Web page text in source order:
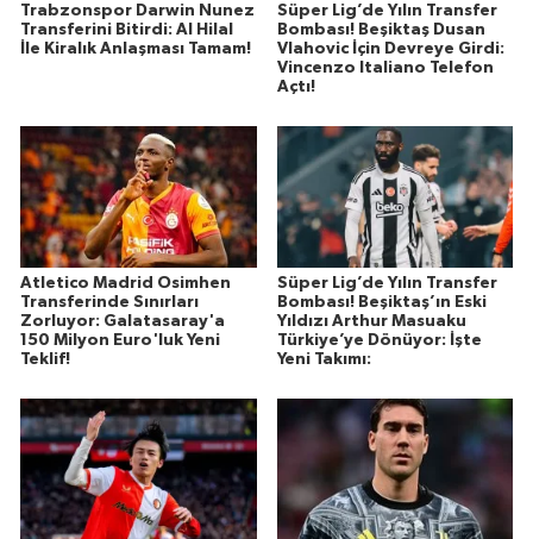
Trabzonspor Darwin Nunez
Transferini Bitirdi: Al Hilal
İle Kiralık Anlaşması Tamam!
Süper Lig’de Yılın Transfer
Bombası! Beşiktaş Dusan
Vlahovic İçin Devreye Girdi:
Vincenzo Italiano Telefon
Açtı!
Atletico Madrid Osimhen
Transferinde Sınırları
Zorluyor: Galatasaray'a
150 Milyon Euro'luk Yeni
Teklif!
Süper Lig’de Yılın Transfer
Bombası! Beşiktaş’ın Eski
Yıldızı Arthur Masuaku
Türkiye’ye Dönüyor: İşte
Yeni Takımı: